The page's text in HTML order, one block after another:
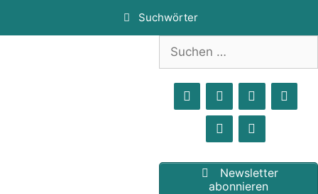
Suchwörter
Suchen
nach:
Newsletter
abonnieren